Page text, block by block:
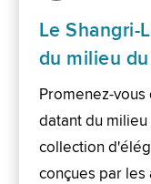
Le Shangri-
du milieu
Promenez-
datant du
collection
conçues par